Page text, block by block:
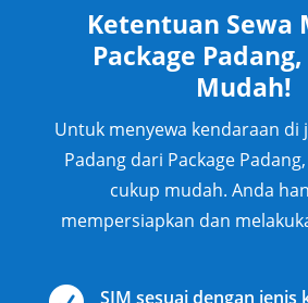
Ketentuan Sewa
Package
Mudah!
Untuk menyewa kendaraan di
Padang dari Package
cukup mudah. Anda
mempersiapkan dan
SIM sesuai dengan jenis